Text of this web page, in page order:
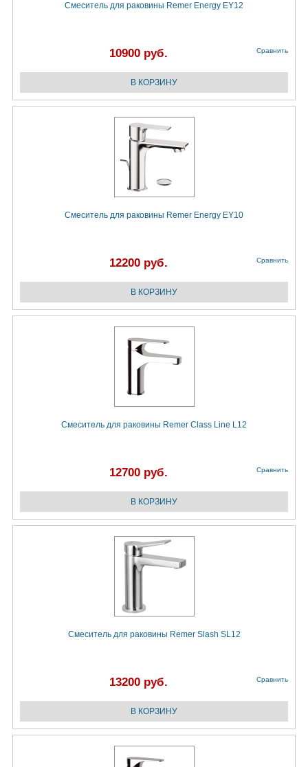
Смеситель для раковины Remer Energy EY12
10900 руб. Сравнить
Смеситель для раковины Remer Energy EY10
12200 руб. Сравнить
Смеситель для раковины Remer Class Line L12
12700 руб. Сравнить
Смеситель для раковины Remer Slash SL12
13200 руб. Сравнить